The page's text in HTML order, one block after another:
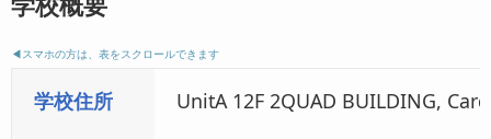
◀︎スマホの方は、表をスクロールできます
学校住所 UnitA 12F 2QUAD BUILDING,